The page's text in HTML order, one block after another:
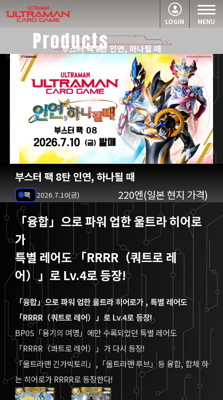
MENU
LOGIN
Products
부스터 팩 8탄 인연, 하나될 때
부스터 팩 8탄 인연, 하나될 때
팩 2026.7.10(금) 220엔(일본 현지 가격)
「융합」으로 파워 업한 울트라 히어로
가
특별 레어도 「RRRR（쿼트로 레
어）」로 Lv.4로 등장!
「융합」으로 파워 업한 울트라 히어로가 , 특별 레어도
「RRRR（쿼트로 레어）」로 Lv.4로 등장!
BP05「용기의 여명」에만 수록되었던 특별 레어도
「RRRR（콰트로 레어）」가 다시 등장!
「울트라맨 긴가빅토리」,「울트라맨 루브」등 융합, 합체 하
는 히어로가 RRRR로 등장한다!